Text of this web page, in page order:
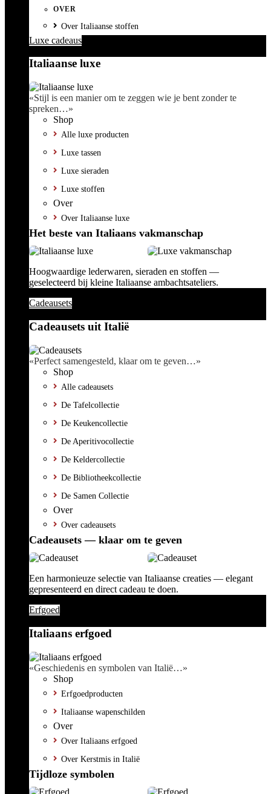
OVER
Over Italiaanse stoffen
Luxe cadeaus
Italiaanse luxe
«Stijl is een manier om te zeggen wie je bent zonder te
spreken…»
Shop
Alle luxe producten
Luxe tassen
Luxe sieraden
Luxe stoffen
Over
Over Italiaanse luxe
Het beste van Italiaans vakmanschap
Hoogwaardige lederwaren, sieraden en stoffen —
geselecteerd bij kleine Italiaanse ambachtsateliers.
Cadeausets
Cadeausets uit Italië
«Perfect samengesteld, klaar om te geven…»
Shop
Alle cadeausets
De Tafelcollectie
De Keukencollectie
De Aperitivocollectie
De Keldercollectie
De Bibliotheekcollectie
De Samen Collectie
Over
Over cadeausets
Cadeausets — klaar om te geven
Een harmonieuze selectie van Italiaanse creaties — elegant
gepresenteerd en direct cadeau te doen.
Erfgoed
Italiaans erfgoed
«Geschiedenis en symbolen van Italië…»
Shop
Erfgoedproducten
Italiaanse wapenschilden
Over
Over Italiaans erfgoed
Over Kerstmis in Italië
Tijdloze symbolen